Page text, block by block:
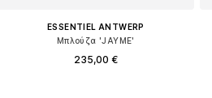
ESSENTIEL ANTWERP
Μπλούζα 'JAYME'
235,00 €